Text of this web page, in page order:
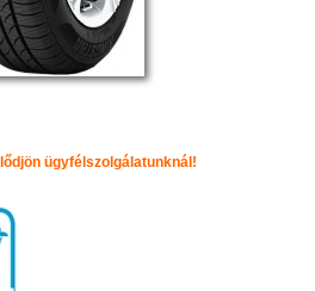
ügyfélszolgálatunknál!